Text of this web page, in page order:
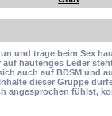
und trage beim Sex
auf hautenges Leder
auch auf BDSM und
dieser Gruppe
angesprochen fühlst,